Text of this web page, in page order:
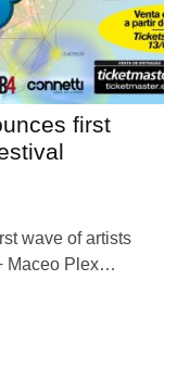
first
wave of artists
Maceo Plex…